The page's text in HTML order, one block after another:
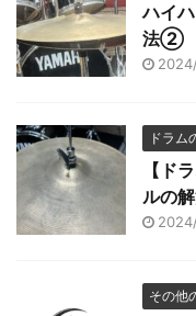
ハイ
法②
ドラム
【ド
ルの
その他